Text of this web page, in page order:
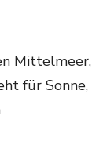
Mittelmeer,
für Sonne,